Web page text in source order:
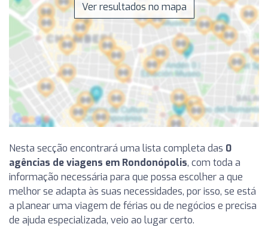
Ver resultados no mapa
Nesta secção encontrará uma lista completa das 0
agências de viagens em Rondonópolis, com toda a
informação necessária para que possa escolher a que
melhor se adapta às suas necessidades, por isso, se está
a planear uma viagem de férias ou de negócios e precisa
de ajuda especializada, veio ao lugar certo.